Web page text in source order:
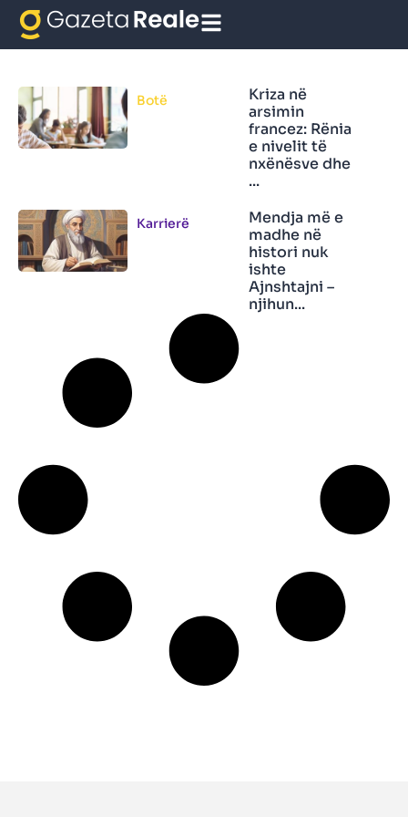
Matematika
Botë
Kriza në
arsimin
francez: Rënia
e nivelit të
nxënësve dhe
...
Karrierë
Mendja më e
madhe në
histori nuk
ishte
Ajnshtajni –
njihun...